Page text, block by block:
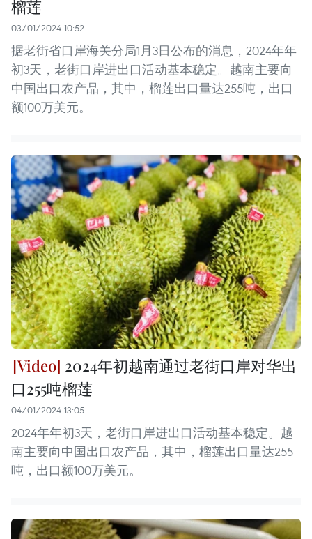
榴莲
03/01/2024 10:52
据老街省口岸海关分局1月3日公布的消息，2024年年
初3天，老街口岸进出口活动基本稳定。越南主要向
中国出口农产品，其中，榴莲出口量达255吨，出口
额100万美元。
2024年初越南通过老街口岸对华出
口255吨榴莲
04/01/2024 13:05
2024年年初3天，老街口岸进出口活动基本稳定。越
南主要向中国出口农产品，其中，榴莲出口量达255
吨，出口额100万美元。